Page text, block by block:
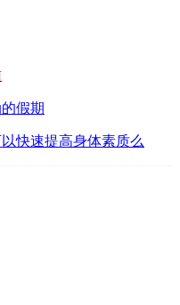
假期
快速提高身体素质么